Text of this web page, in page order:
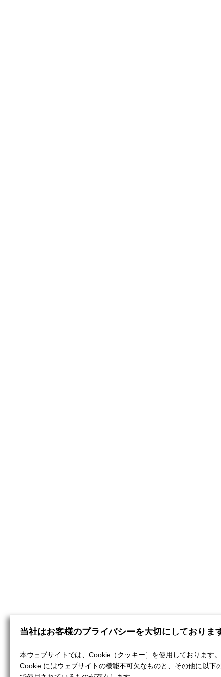
当社はお客様のプライバシーを大切にしておりま
本ウェブサイトでは、Cookie（クッキー）を使用しております。
Cookie にはウェブサイトの機能不可欠なものと、その他に以下